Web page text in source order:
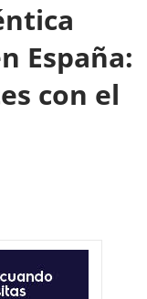
España:
con el